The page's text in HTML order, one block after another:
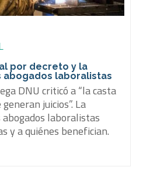
por decreto y la
abogados laboralistas
DNU criticó a “la casta
juicios”. La
laboralistas
y a quiénes benefician.